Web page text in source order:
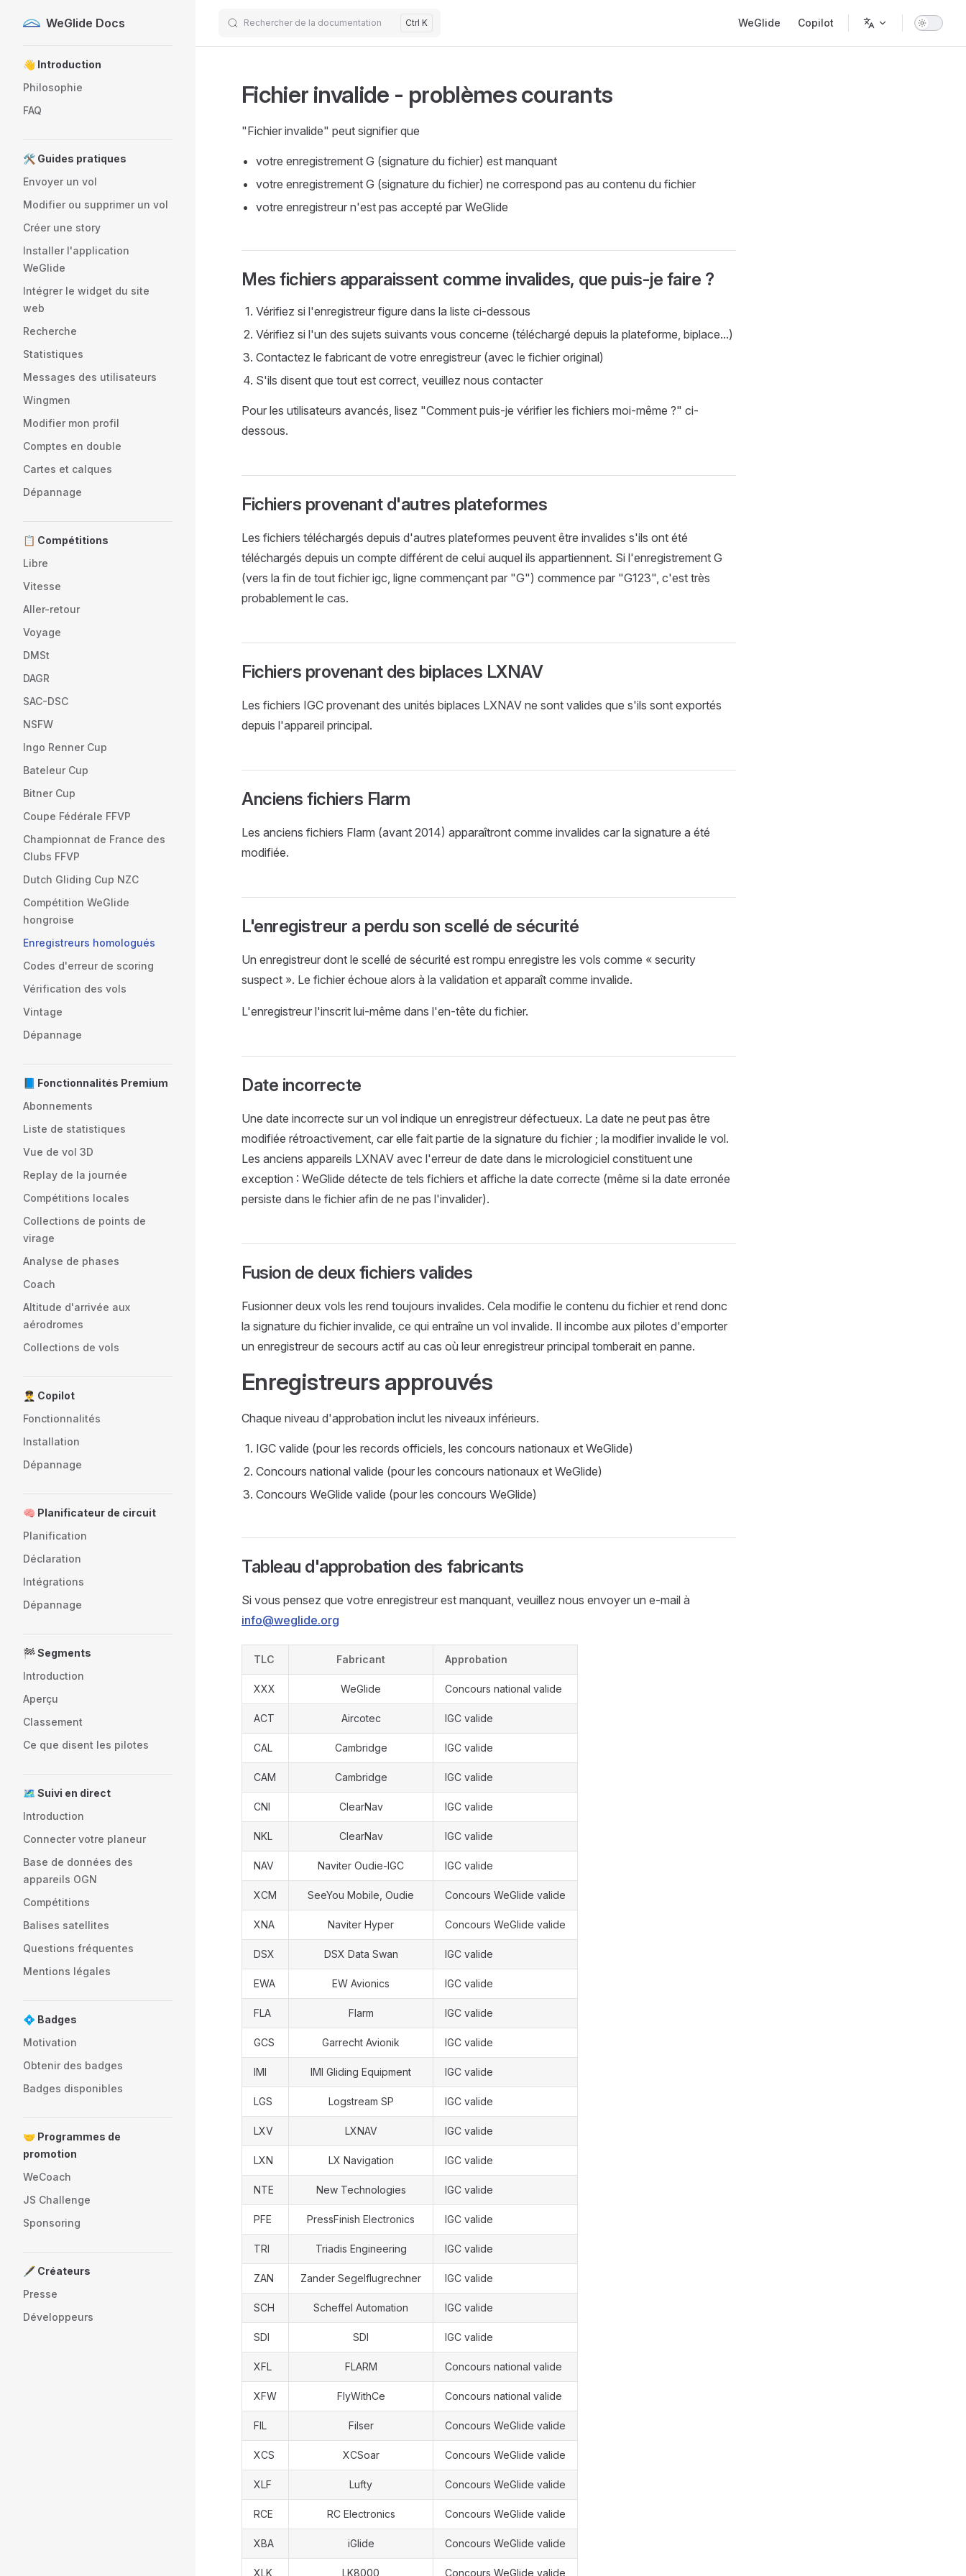
Skip to content
WeGlide Docs Rechercher de la documentation Ctrl K WeGlide Copilot
👋 Introduction
Philosophie
FAQ
🛠️ Guides pratiques
Envoyer un vol
Modifier ou supprimer un vol
Créer une story
Installer l'application
WeGlide
Intégrer le widget du site
web
Recherche
Statistiques
Messages des utilisateurs
Wingmen
Modifier mon profil
Comptes en double
Cartes et calques
Dépannage
📋 Compétitions
Libre
Vitesse
Aller-retour
Voyage
DMSt
DAGR
SAC-DSC
NSFW
Ingo Renner Cup
Bateleur Cup
Bitner Cup
Coupe Fédérale FFVP
Championnat de France des
Clubs FFVP
Dutch Gliding Cup NZC
Compétition WeGlide
hongroise
Enregistreurs homologués
Codes d'erreur de scoring
Vérification des vols
Vintage
Dépannage
📘 Fonctionnalités Premium
Abonnements
Liste de statistiques
Vue de vol 3D
Replay de la journée
Compétitions locales
Collections de points de
virage
Analyse de phases
Coach
Altitude d'arrivée aux
aérodromes
Collections de vols
👨‍✈️ Copilot
Fonctionnalités
Installation
Dépannage
🧠 Planificateur de circuit
Planification
Déclaration
Intégrations
Dépannage
🏁 Segments
Introduction
Aperçu
Classement
Ce que disent les pilotes
🗺️ Suivi en direct
Introduction
Connecter votre planeur
Base de données des
appareils OGN
Compétitions
Balises satellites
Questions fréquentes
Mentions légales
💠 Badges
Motivation
Obtenir des badges
Badges disponibles
🤝 Programmes de
promotion
WeCoach
JS Challenge
Sponsoring
🖋️ Créateurs
Presse
Développeurs
Fichier invalide - problèmes courants
"Fichier invalide" peut signifier que
votre enregistrement G (signature du fichier) est manquant
votre enregistrement G (signature du fichier) ne correspond pas au contenu du fichier
votre enregistreur n'est pas accepté par WeGlide
Mes fichiers apparaissent comme invalides, que puis-je faire ?
Vérifiez si l'enregistreur figure dans la liste ci-dessous
Vérifiez si l'un des sujets suivants vous concerne (téléchargé depuis la plateforme, biplace...)
Contactez le fabricant de votre enregistreur (avec le fichier original)
S'ils disent que tout est correct, veuillez nous contacter
Pour les utilisateurs avancés, lisez "Comment puis-je vérifier les fichiers moi-même ?" ci-
dessous.
Fichiers provenant d'autres plateformes
Les fichiers téléchargés depuis d'autres plateformes peuvent être invalides s'ils ont été
téléchargés depuis un compte différent de celui auquel ils appartiennent. Si l'enregistrement G
(vers la fin de tout fichier igc, ligne commençant par "G") commence par "G123", c'est très
probablement le cas.
Fichiers provenant des biplaces LXNAV
Les fichiers IGC provenant des unités biplaces LXNAV ne sont valides que s'ils sont exportés
depuis l'appareil principal.
Anciens fichiers Flarm
Les anciens fichiers Flarm (avant 2014) apparaîtront comme invalides car la signature a été
modifiée.
L'enregistreur a perdu son scellé de sécurité
Un enregistreur dont le scellé de sécurité est rompu enregistre les vols comme « security
suspect ». Le fichier échoue alors à la validation et apparaît comme invalide.
L'enregistreur l'inscrit lui-même dans l'en-tête du fichier.
Date incorrecte
Une date incorrecte sur un vol indique un enregistreur défectueux. La date ne peut pas être
modifiée rétroactivement, car elle fait partie de la signature du fichier ; la modifier invalide le vol.
Les anciens appareils LXNAV avec l'erreur de date dans le micrologiciel constituent une
exception : WeGlide détecte de tels fichiers et affiche la date correcte (même si la date erronée
persiste dans le fichier afin de ne pas l'invalider).
Fusion de deux fichiers valides
Fusionner deux vols les rend toujours invalides. Cela modifie le contenu du fichier et rend donc
la signature du fichier invalide, ce qui entraîne un vol invalide. Il incombe aux pilotes d'emporter
un enregistreur de secours actif au cas où leur enregistreur principal tomberait en panne.
Enregistreurs approuvés
Chaque niveau d'approbation inclut les niveaux inférieurs.
IGC valide (pour les records officiels, les concours nationaux et WeGlide)
Concours national valide (pour les concours nationaux et WeGlide)
Concours WeGlide valide (pour les concours WeGlide)
Tableau d'approbation des fabricants
Si vous pensez que votre enregistreur est manquant, veuillez nous envoyer un e-mail à
info@weglide.org
TLC Fabricant Approbation
XXX WeGlide Concours national valide
ACT Aircotec IGC valide
CAL Cambridge IGC valide
CAM Cambridge IGC valide
CNI ClearNav IGC valide
NKL ClearNav IGC valide
NAV Naviter Oudie-IGC IGC valide
XCM SeeYou Mobile, Oudie Concours WeGlide valide
XNA Naviter Hyper Concours WeGlide valide
DSX DSX Data Swan IGC valide
EWA EW Avionics IGC valide
FLA Flarm IGC valide
GCS Garrecht Avionik IGC valide
IMI IMI Gliding Equipment IGC valide
LGS Logstream SP IGC valide
LXV LXNAV IGC valide
LXN LX Navigation IGC valide
NTE New Technologies IGC valide
PFE PressFinish Electronics IGC valide
TRI Triadis Engineering IGC valide
ZAN Zander Segelflugrechner IGC valide
SCH Scheffel Automation IGC valide
SDI SDI IGC valide
XFL FLARM Concours national valide
XFW FlyWithCe Concours national valide
FIL Filser Concours WeGlide valide
XCS XCSoar Concours WeGlide valide
XLF Lufty Concours WeGlide valide
RCE RC Electronics Concours WeGlide valide
XBA iGlide Concours WeGlide valide
XLK LK8000 Concours WeGlide valide